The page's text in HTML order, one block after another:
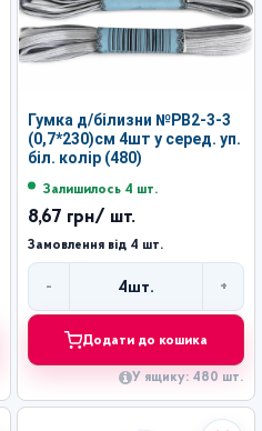
Гумка д/білизни №РВ2-3-3
(0,7*230)см 4шт у серед. уп.
біл. колір (480)
Залишилось 4 шт.
8,67 грн/ шт.
Замовлення від 4 шт.
- 4 шт. +
Додати до кошика
У ящику: 480 шт.